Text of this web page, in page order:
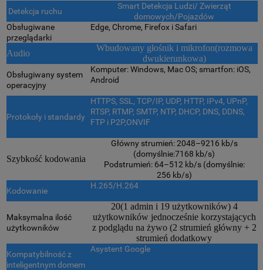
Detekcja ruchu
Smart Detekcja Ludzi/ Zwierząt
domowych/Pojazdów
Obsługiwane
przeglądarki
Edge, Chrome, Firefox i Safari
Audio
Wbudowany głośnik i mikrofon(rozmowa
dwukierunkowa)
Obsługiwany system
operacyjny
Komputer: Windows, Mac OS; smartfon: iOS,
Android
Protokoły i standardy
HTTPS, SSL, TCP/IP, UDP, HTTP, IPv4, UPnP,
RTSP, RTMP, SMTP, NTP, DHCP, DNS, DDNS,
FTP i P2P,ONVIF
Szybkość kodowania
Główny strumień: 2048–9216 kb/s
(domyślnie:7168 kb/s)
Podstrumień: 64–512 kb/s (domyślnie:
256 kb/s)
Kodowanie
H.265/H.264
Maksymalna ilość
użytkowników
20(1 admin i 19 użytkowników) 4
użytkowników jednocześnie korzystających
z podglądu na żywo (2 strumień główny + 2
strumień dodatkowy
Kompatybilność z
inteligentnym domem
Asystent Google